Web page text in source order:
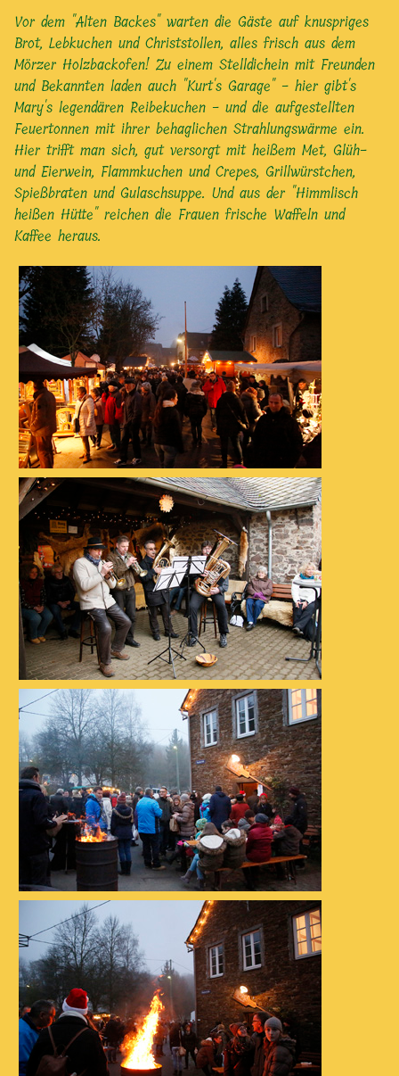
Vor dem "Alten Backes" warten die Gäste auf knuspriges
Brot, Lebkuchen und Christstollen, alles frisch aus dem
Mörzer Holzbackofen! Zu einem Stelldichein mit Freunden
und Bekannten laden auch "Kurt's Garage" - hier gibt's
Mary's legendären Reibekuchen - und die aufgestellten
Feuertonnen mit ihrer behaglichen Strahlungswärme ein.
Hier trifft man sich, gut versorgt mit heißem Met, Glüh-
und Eierwein, Flammkuchen und Crepes, Grillwürstchen,
Spießbraten und Gulaschsuppe. Und aus der "Himmlisch
heißen Hütte" reichen die Frauen frische Waffeln und
Kaffee heraus.